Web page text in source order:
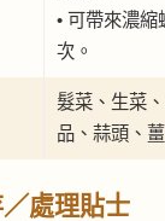
• 可帶來濃
次。
髮菜、生菜
品、蒜頭、
處理貼士